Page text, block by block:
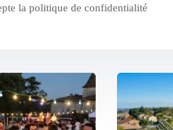
la politique de confidentialité